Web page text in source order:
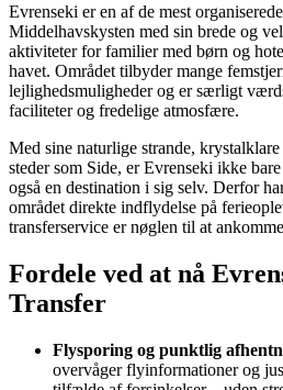
Evrenseki er en af de mest
Middelhavskysten med sin brede og
aktiviteter for familier med børn og
havet. Området tilbyder mange
lejlighedsmuligheder og er særligt
faciliteter og fredelige atmosfære.
Med sine naturlige strande,
steder som Side, er Evrenseki ikke
også en destination i sig selv. Derfor
området direkte indflydelse på
transferservice er nøglen til at
Fordele ved at nå
Transfer
Flysporing og punktlig
overvåger flyinformationer og